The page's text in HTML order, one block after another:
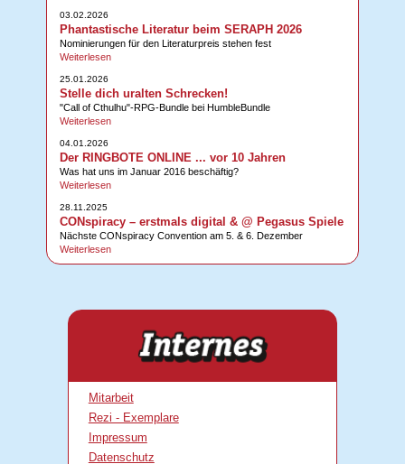
03.02.2026
Phantastische Literatur beim SERAPH 2026
Nominierungen für den Literaturpreis stehen fest
Weiterlesen
25.01.2026
Stelle dich uralten Schrecken!
"Call of Cthulhu"-RPG-Bundle bei HumbleBundle
Weiterlesen
04.01.2026
Der RINGBOTE ONLINE ... vor 10 Jahren
Was hat uns im Januar 2016 beschäftig?
Weiterlesen
28.11.2025
CONspiracy – erstmals digital & @ Pegasus Spiele
Nächste CONspiracy Convention am 5. & 6. Dezember
Weiterlesen
Mitarbeit
Rezi - Exemplare
Impressum
Datenschutz